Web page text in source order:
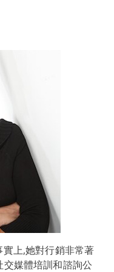
實上,她對行銷非常著
媒體培訓和諮詢公